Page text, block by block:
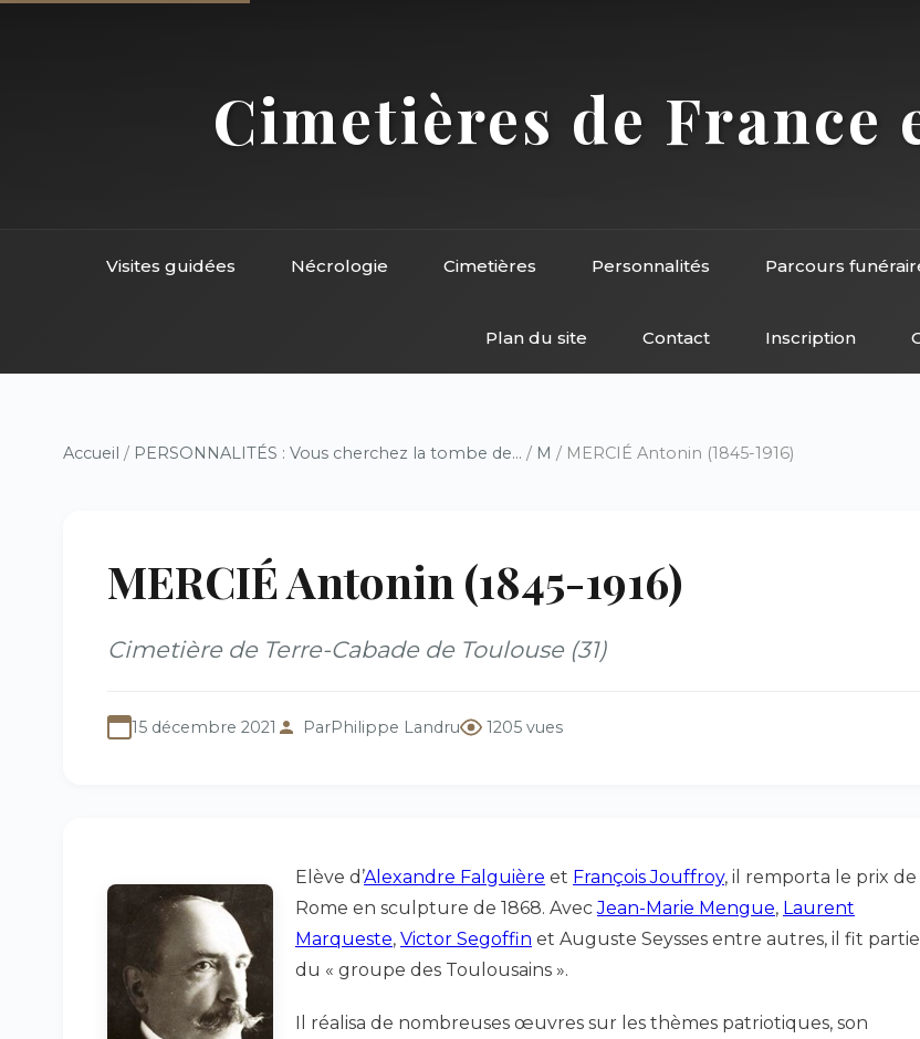
Cimetières de France
Visites guidées Nécrologie Cimetières Personnalités Parcours
Plan du site Contact Inscription
Accueil / PERSONNALITÉS : Vous cherchez la tombe de... / M / MERCIÉ Antonin (1845-1916)
MERCIÉ Antonin (1845-1916)
Cimetière de Terre-Cabade de Toulouse (31)
15 décembre 2021 ParPhilippe Landru 1205 vues
Elève d’Alexandre Falguière et François Jouffroy, il remporta le prix de
Rome en sculpture de 1868. AvecJean-Marie Mengue, Laurent
Marqueste, Victor Segoffin et Auguste Seysses entre autres, il fit partie
du « groupe des Toulousains ».
Il réalisa de nombreuses œuvres sur les thèmes patriotiques, son